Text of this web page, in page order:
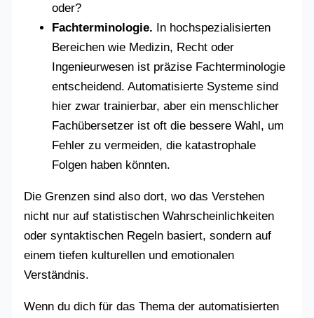
oder?
Fachterminologie. In hochspezialisierten
Bereichen wie Medizin, Recht oder
Ingenieurwesen ist präzise Fachterminologie
entscheidend. Automatisierte Systeme sind
hier zwar trainierbar, aber ein menschlicher
Fachübersetzer ist oft die bessere Wahl, um
Fehler zu vermeiden, die katastrophale
Folgen haben könnten.
Die Grenzen sind also dort, wo das Verstehen
nicht nur auf statistischen Wahrscheinlichkeiten
oder syntaktischen Regeln basiert, sondern auf
einem tiefen kulturellen und emotionalen
Verständnis.
Wenn du dich für das Thema der automatisierten